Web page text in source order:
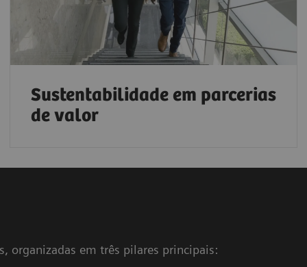
Sustentabilidade em parcerias
de valor
organizadas em três pilares principais: